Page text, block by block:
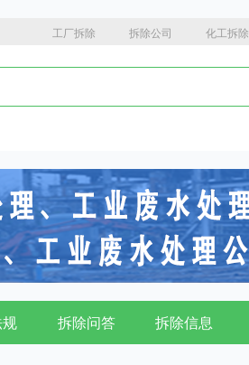
工厂拆除 拆除公司 化工拆除
拆除问答 拆除信息